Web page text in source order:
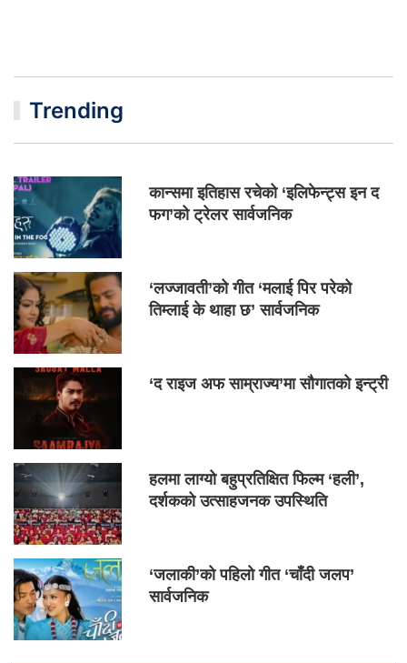
Trending
कान्समा इतिहास रचेको ‘इलिफेन्ट्स इन द
फग’को ट्रेलर सार्वजनिक
‘लज्जावती’को गीत ‘मलाई पिर परेको
तिम्लाई के थाहा छ’ सार्वजनिक
‘द राइज अफ साम्राज्य’मा सौगातको इन्ट्री
हलमा लाग्यो बहुप्रतिक्षित फिल्म ‘हली’,
दर्शकको उत्साहजनक उपस्थिति
‘जलाकी’को पहिलो गीत ‘चाँदी जलप’
सार्वजनिक